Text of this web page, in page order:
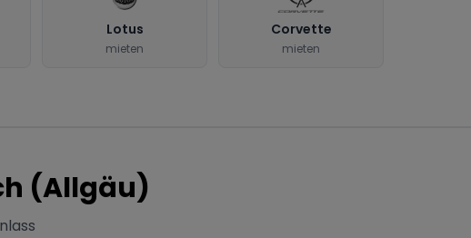
Lotus
mieten
Corvette
mieten
(Allgäu)